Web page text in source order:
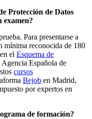
Protección de Datos
examen?
Para presentarse a
mínima reconocida de 180
el Esquema de
Española de
cursos
Bejob en Madrid,
por expertos en
de formación?